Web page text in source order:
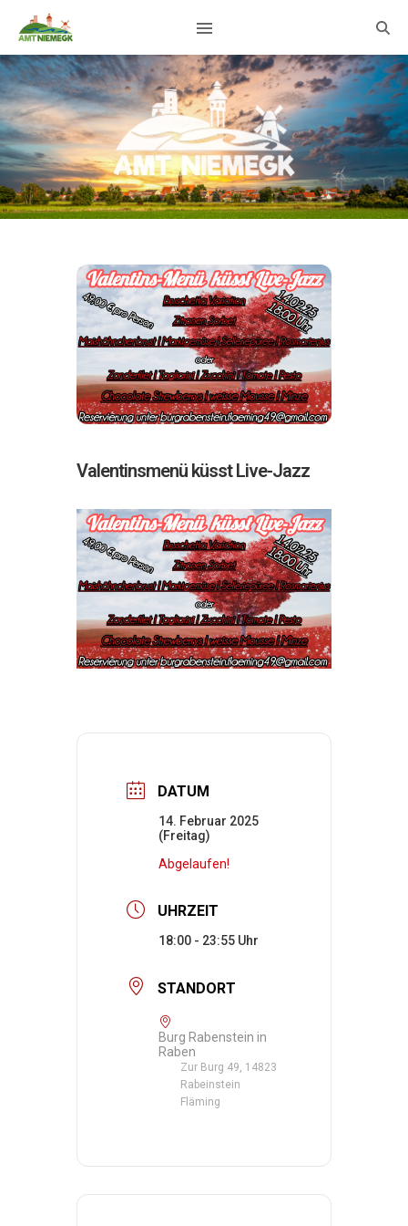
Valentinsmenü küsst Live-Jazz
DATUM
14. Februar 2025
(Freitag)
Abgelaufen!
UHRZEIT
18:00 - 23:55
STANDORT
Burg Rabenstein in
Raben
Zur Burg 49, 14823
Rabeinstein
Fläming